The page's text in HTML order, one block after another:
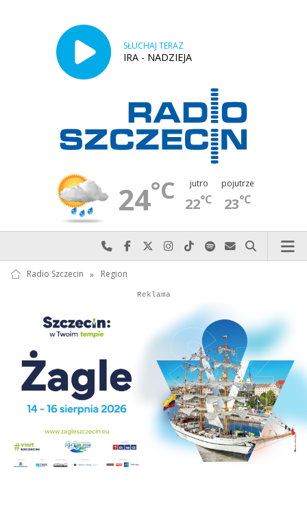
SŁUCHAJ TERAZ
IRA - NADZIEJA
24°C jutro
22°C
pojutrze
23°C
Najlepiej po prostu do nas zadzwoń
Odwiedź nas na Facebook-u
Odwiedź nas na X
Odwiedź nas na Instagram-ie
Odwiedź nas na TikTok-u
Szukaj nas na Spotify
Wyślij do nas
Szukaj
Radio Szczecin » Region
Autopromocja
Reklama